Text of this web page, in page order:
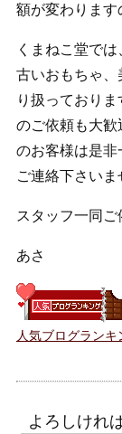
額が変わります
くまねこ堂で
古いおもちゃ、
り扱っており
のご依頼も大歓
のお客様は是非
ご連絡下さいま
スタッフ一同ご
あさ
人気ブログランキ
よろしけれ